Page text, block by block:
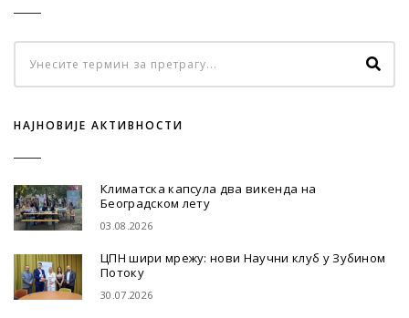
НАЈНОВИЈЕ АКТИВНОСТИ
Климатска капсула два викенда на
Београдском лету
03.08.2026
ЦПН шири мрежу: нови Научни клуб у Зубином
Потоку
30.07.2026